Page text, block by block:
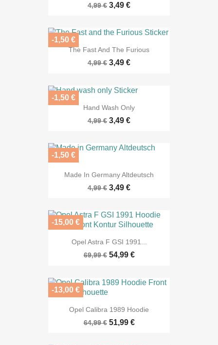
4,99 € 3,49 €
The Fast And The Furious
4,99 € 3,49 €
-1,50 €
Hand Wash Only
4,99 € 3,49 €
-1,50 €
Made In Germany Altdeutsch
4,99 € 3,49 €
-1,50 €
Opel Astra F GSI 1991...
69,99 € 54,99 €
-15,00 €
Opel Calibra 1989 Hoodie
64,99 € 51,99 €
-13,00 €